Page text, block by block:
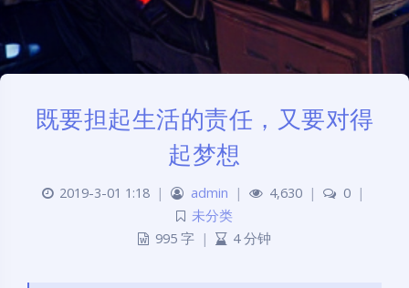
既要担起生活的责任，又要对得
起梦想
2019-3-01 1:18 | admin | 4,630 | 0
|
未分类
995 字 | 4 分钟